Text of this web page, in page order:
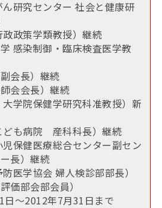
研究センター 社会と健康研
政策学類教授）継続
感染制御・臨床検査医学教
会長）継続
会会長）継続
学院保健学研究科准教授）新
ども病院 産科科長）継続
保健医療総合センター副セン
長）継続
医学協会 婦人検診部部長）
価部会部会員）
日～2012年7月31日まで